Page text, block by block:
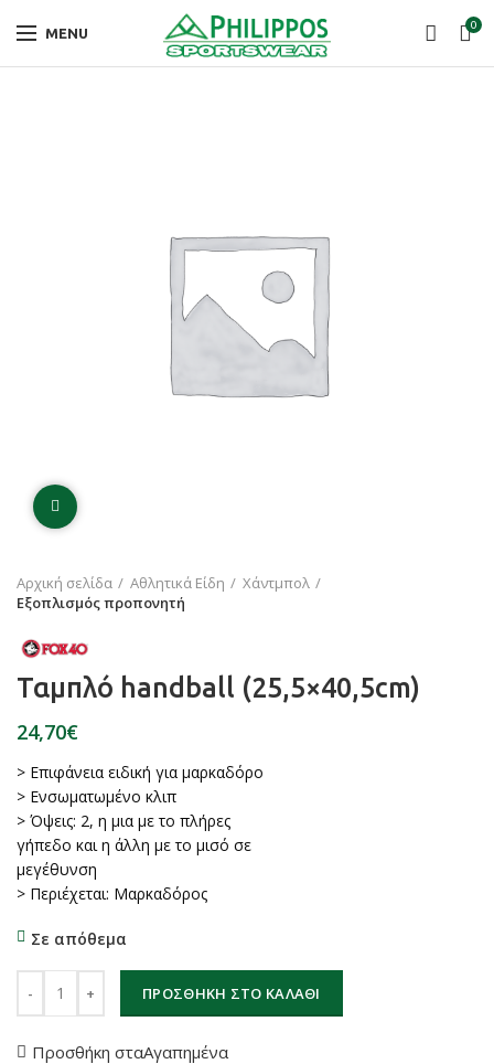
MENU 0
Αρχική σελίδα Αθλητικά Είδη
Χάντμπολ
Εξοπλισμός προπονητή
Ταμπλό handball (25,5×40,5cm)
€
> Επιφάνεια ειδική για μαρκαδόρο
> Ενσωματωμένο κλιπ
> Όψεις: 2, η μια με το πλήρες
γήπεδο και η άλλη με το μισό σε
μεγέθυνση
> Περιέχεται: Μαρκαδόρος
Σε απόθεμα
ΠΡΟΣΘΉΚΗ ΣΤΟ ΚΑΛΆΘΙ
Προσθήκη σταΑγαπημένα